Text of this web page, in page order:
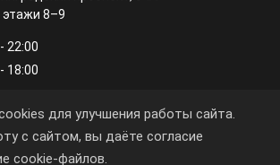
этажи 8–9
22:00
18:00
для улучшения работы сайта.
с сайтом, вы даёте согласие
cookie-файлов.